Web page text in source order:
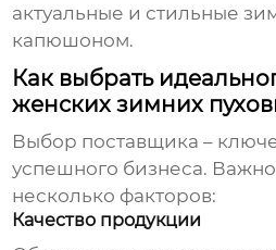
актуальные и стильные
капюшоном.
Как выбрать
женских зимних
Выбор поставщика –
успешного бизнеса. Важно
несколько факторов:
Качество продукции